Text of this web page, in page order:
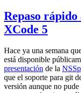
Repaso rápido
XCode 5
Hace ya una semana
está disponible
presentación de la
que el soporte para git
versión aunque no